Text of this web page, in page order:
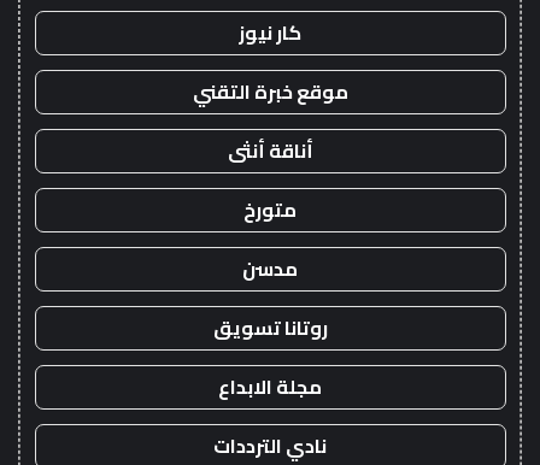
كار نيوز
موقع خبرة التقني
أناقة أنثى
متورخ
مدسن
روتانا تسويق
مجلة الابداع
نادي الترددات